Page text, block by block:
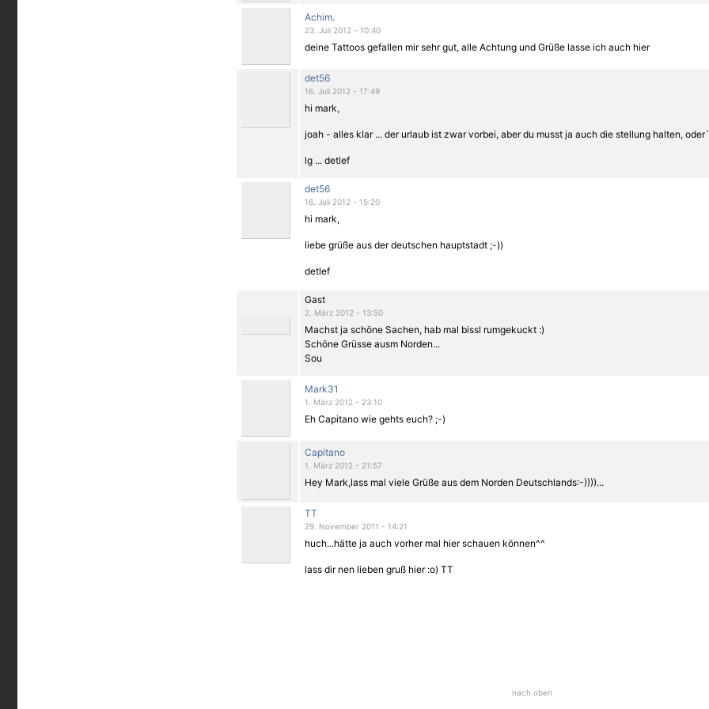
Achim.
23. Juli 2012 - 10:40
deine Tattoos gefallen mir sehr gut, alle Achtung und Grüße lasse ich auch hier
det56
16. Juli 2012 - 17:49
hi mark,
joah - alles klar ... der urlaub ist zwar vorbei, aber du musst ja auch die stellung halten,
lg ... detlef
det56
16. Juli 2012 - 15:20
hi mark,
liebe grüße aus der deutschen hauptstadt ;-))
detlef
Gast
2. März 2012 - 13:50
Machst ja schöne Sachen, hab mal bissl rumgekuckt :)
Schöne Grüsse ausm Norden...
Sou
Mark31
1. März 2012 - 23:10
Eh Capitano wie gehts euch? ;-)
Capitano
1. März 2012 - 21:57
Hey Mark,lass mal viele Grüße aus dem Norden Deutschlands:-))))...
TT
29. November 2011 - 14:21
huch...hätte ja auch vorher mal hier schauen können^^
lass dir nen lieben gruß hier :o) TT
nach oben